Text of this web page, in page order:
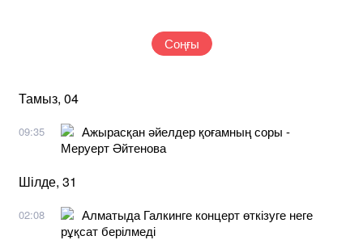
Соңғы
Тамыз, 04
09:35
Ажырасқан әйелдер қоғамның соры -
Меруерт Әйтенова
Шілде, 31
02:08
Алматыда Галкинге концерт өткізуге неге
рұқсат берілмеді